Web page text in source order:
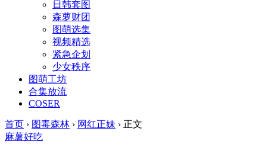
日韩套图
森萝财团
图萌选集
视频精选
紧急企划
少女秩序
图萌工坊
合集放流
COSER
首页 › 图毒森林 › 网红正妹 › 正文
麻薯好吃